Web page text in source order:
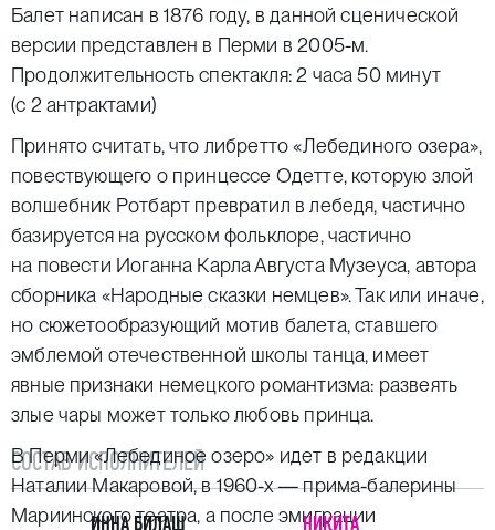
Балет написан в 1876 году, в данной сценической
версии представлен в Перми в 2005-м.
Продолжительность спектакля: 2 часа 50 минут
(с 2 антрактами)
Принято считать, что либретто «Лебединого озера»,
повествующего о принцессе Одетте, которую злой
волшебник Ротбарт превратил в лебедя, частично
базируется на русском фольклоре, частично
на повести Иоганна Карла Августа Музеуса, автора
сборника «Народные сказки немцев». Так или иначе,
но сюжетообразующий мотив балета, ставшего
эмблемой отечественной школы танца, имеет
явные признаки немецкого романтизма: развеять
злые чары может только любовь принца.
В Перми «Лебединое озеро» идет в редакции
Наталии Макаровой, в 1960-х — прима-балерины
Мариинского театра, а после эмиграции
СОСТАВ ИСПОЛНИТЕЛЕЙ
ИННА БИЛАШ
НИКИТА